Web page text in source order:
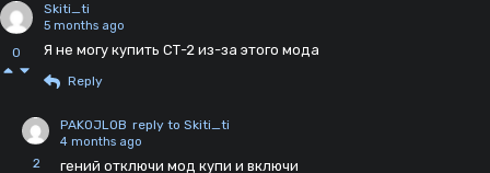
0
Skiti_ti
5 months ago
Я не могу купить СТ-2 из-за этого мода
Reply
2
PAKOJLOB reply to Skiti_ti
4 months ago
гений отключи мод купи и включи